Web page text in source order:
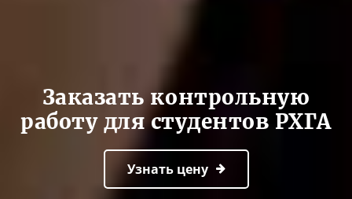
Заказать контрольную
работу для студентов РХГА
Узнать цену